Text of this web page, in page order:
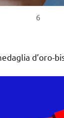
6
d’oro-